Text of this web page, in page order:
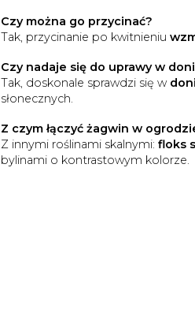
Czy można go przycinać?
Tak, przycinanie po kwitnieniu
Czy nadaje się do uprawy w
Tak, doskonale sprawdzi się w
słonecznych.
Z czym łączyć żagwin w
Z innymi roślinami skalnymi: floks
bylinami o kontrastowym kolorze.